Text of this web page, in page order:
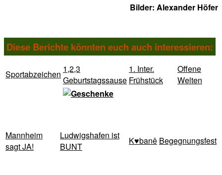
Bilder: Alexander Höfer
Diese Berichte könnten euch auch interessieren:
Sportabzeichen 1,2,3
Geburtstagssause
1. Inter.
Frühstück
Offene
Welten
Mannheim
sagt JA!
Ludwigshafen ist
BUNT
K♥banê Begegnungsfest